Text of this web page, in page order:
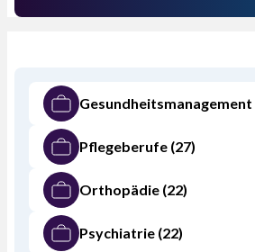
Gesundheitsmanagement
Pflegeberufe (27)
Orthopädie (22)
Psychiatrie (22)